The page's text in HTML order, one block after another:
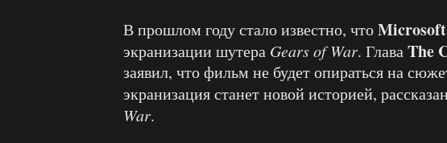
В прошлом году стало известно, чтоMicrosoft
экранизации шутера Gears of War. ГлаваThe
заявил, что фильм не будет опираться на
экранизация станет новой историей,
War.